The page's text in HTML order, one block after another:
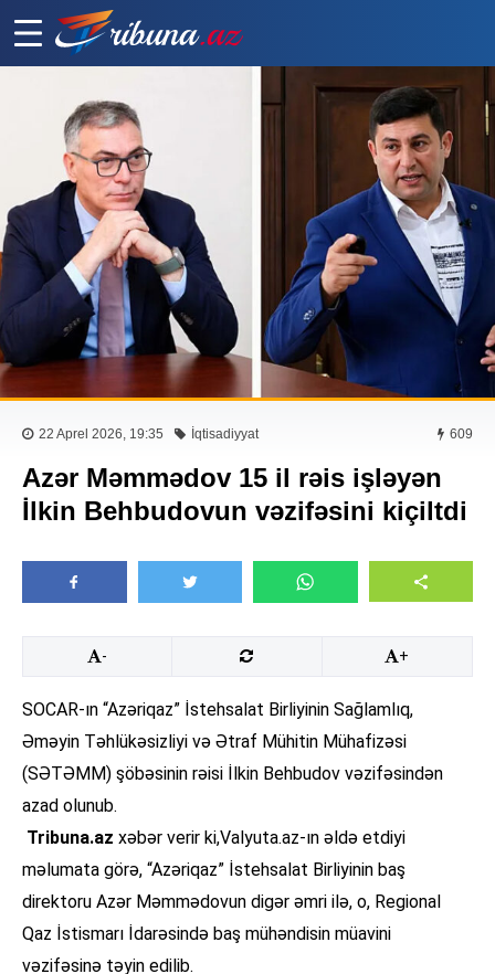
22 Aprel 2026, 19:35 İqtisadiyyat 609
Azər Məmmədov 15 il rəis işləyən
İlkin Behbudovun vəzifəsini kiçiltdi
- +
SOCAR-ın “Azəriqaz” İstehsalat Birliyinin Sağlamlıq,
Əməyin Təhlükəsizliyi və Ətraf Mühitin Mühafizəsi
(SƏTƏMM) şöbəsinin rəisi İlkin Behbudov vəzifəsindən
azad olunub.
Tribuna.az xəbər verir ki,Valyuta.az-ın əldə etdiyi
məlumata görə, “Azəriqaz” İstehsalat Birliyinin baş
direktoru Azər Məmmədovun digər əmri ilə, o, Regional
Qaz İstismarı İdarəsində baş mühəndisin müavini
vəzifəsinə təyin edilib.